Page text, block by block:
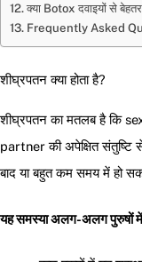
क्या Botox दवाइयों से
Frequently Asked
शीघ्रपतन क्या होता है?
शीघ्रपतन का मतलब है कि
partner की अपेक्षित
बाद या बहुत कम समय में हो
यह समस्या अलग-अलग पुरुषों